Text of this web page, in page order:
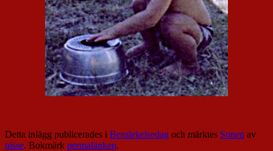
Detta inlägg publicerades i Bemärkelsedag och märktes Sonen av
nisse. Bokmärk permalänken.